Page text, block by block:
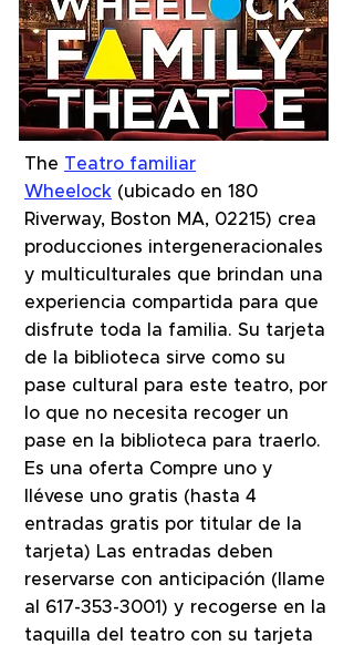
The Teatro familiar
Wheelock (ubicado en 180
Riverway, Boston MA, 02215) crea
producciones intergeneracionales
y multiculturales que brindan una
experiencia compartida para que
disfrute toda la familia. Su tarjeta
de la biblioteca sirve como su
pase cultural para este teatro, por
lo que no necesita recoger un
pase en la biblioteca para traerlo.
Es una oferta Compre uno y
llévese uno gratis (hasta 4
entradas gratis por titular de la
tarjeta) Las entradas deben
reservarse con anticipación (llame
al 617-353-3001) y recogerse en la
taquilla del teatro con su tarjeta